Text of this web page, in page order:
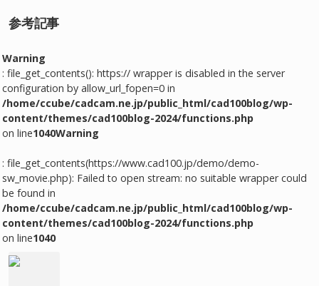
参考記事
Warning
: file_get_contents(): https:// wrapper is disabled in the server
configuration by allow_url_fopen=0 in
/home/ccube/cadcam.ne.jp/public_html/cad100blog/wp-
content/themes/cad100blog-2024/functions.php
on line1040Warning
: file_get_contents(https://www.cad100.jp/demo/demo-
sw_movie.php): Failed to open stream: no suitable wrapper could
be found in
/home/ccube/cadcam.ne.jp/public_html/cad100blog/wp-
content/themes/cad100blog-2024/functions.php
on line1040